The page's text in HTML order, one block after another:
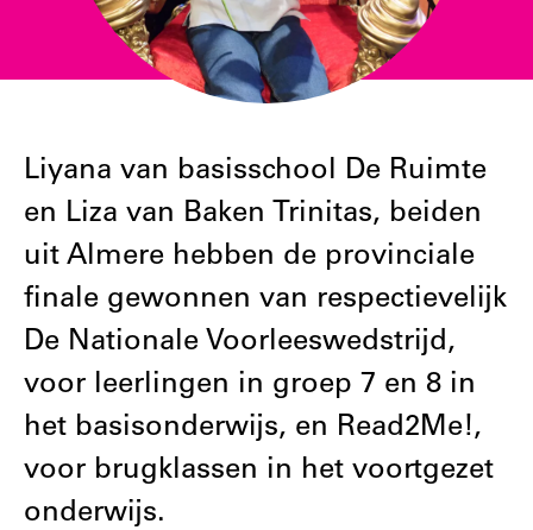
Liyana van basisschool De Ruimte
en Liza van Baken Trinitas, beiden
uit Almere hebben de provinciale
finale gewonnen van respectievelijk
De Nationale Voorleeswedstrijd,
voor leerlingen in groep 7 en 8 in
het basisonderwijs, en Read2Me!,
voor brugklassen in het voortgezet
onderwijs.